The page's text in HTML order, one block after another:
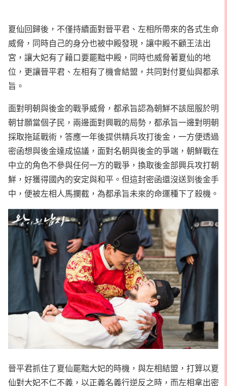
夏仙回歸後，不僅持續面對晉平君、左相所帶來的各式生命
威脅，同時自己的身分也被中殿發現，讓中殿不顧王法出
宮，讓大妃有了藉口要罷黜中殿，同時也威脅著夏仙的地
位，更讓晉平君、左相有了機會結盟，共同對付夏仙與都承
旨。
面對明朝與後金的戰爭威脅，都承旨認為朝鮮不該屈服於明
朝甘願當個子民，兩邊面對興戰的局勢，都承旨一邊對明朝
採取拖延戰術，答應一年後提供精兵攻打後金，一方便透過
密函想與後金達成協議，面對名朝與後金的爭端，朝鮮戰在
中立的角色不參與任何一方的戰爭，換取後金部興兵攻打朝
鮮，好獲得國內的安定與和平。但這封密函還沒送到後金手
中，便被左相人馬攔截，為都承旨未來的命運種下了殺機。
晉平君抓住了夏仙罷黜大妃的時機，與左相結盟，打算以夏
仙對大妃不仁不義，以正義名義行逆反之時，而左相拿出密